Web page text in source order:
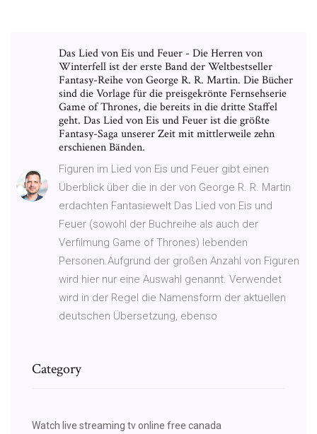
Das Lied von Eis und Feuer - Die Herren von
Winterfell ist der erste Band der Weltbestseller
Fantasy-Reihe von George R. R. Martin. Die Bücher
sind die Vorlage für die preisgekrönte Fernsehserie
Game of Thrones, die bereits in die dritte Staffel
geht. Das Lied von Eis und Feuer ist die größte
Fantasy-Saga unserer Zeit mit mittlerweile zehn
erschienen Bänden.
Figuren im Lied von Eis und Feuer gibt einen
Überblick über die in der von George R. R. Martin
erdachten Fantasiewelt Das Lied von Eis und
Feuer (sowohl der Buchreihe als auch der
Verfilmung Game of Thrones) lebenden
Personen.Aufgrund der großen Anzahl von Figuren
wird hier nur eine Auswahl genannt. Verwendet
wird in der Regel die Namensform der aktuellen
deutschen Übersetzung, ebenso
Category
Watch live streaming tv online free canada